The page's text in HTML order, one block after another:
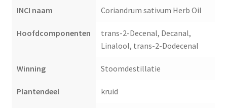
INCI naam Coriandrum sativum Herb Oil
Hoofdcomponenten
trans-2-Decenal, Decanal,
Linalool, trans-2-Dodecenal
Winning Stoomdestillatie
Plantendeel kruid